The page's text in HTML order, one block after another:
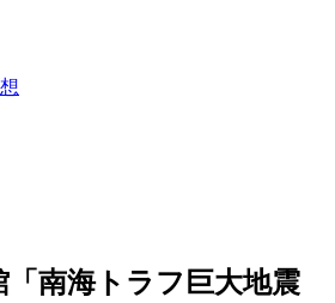
「南海トラフ巨大地震